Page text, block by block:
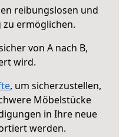
reibungslosen und
ermöglichen.
von A nach B,
wird.
, um sicherzustellen,
Möbelstücke
in Ihre neue
werden.